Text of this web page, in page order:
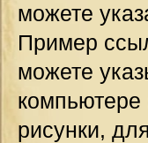
можете
Пример
можете
рисунки,